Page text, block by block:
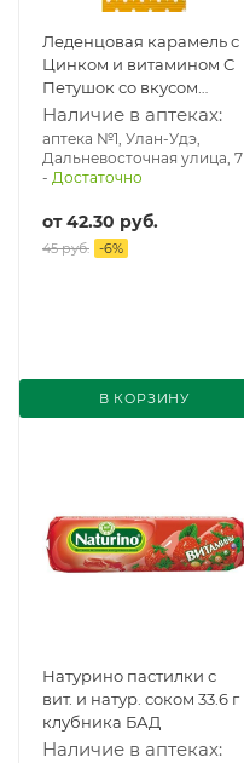
Леденцовая карамель с
Цинком и витамином С
Петушок со вкусом
дюшес Актифрукт 17 г
БАД
Наличие в аптеках:
аптека №1, Улан-Удэ,
Дальневосточная улица, 7
- Достаточно
от42.30 руб.
45 руб. -6%
В КОРЗИНУ
Натурино пастилки с
вит. и натур. соком 33.6 г
клубника БАД
Наличие в аптеках: